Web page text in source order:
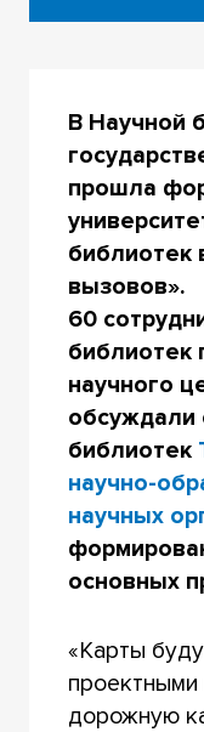
В Научной
прошла
библиотек
вызовов».
60
библиотек
научного
обсуждали
библиотек
научно-
научных
основных
«Карты
проектными
дорожную